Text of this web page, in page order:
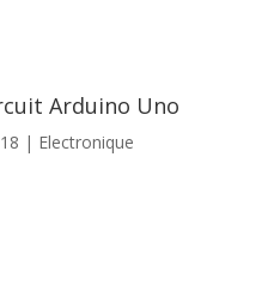
Arduino Uno
| Electronique